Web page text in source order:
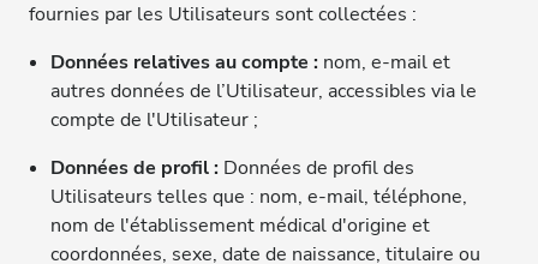
fournies par les Utilisateurs sont collectées :
Données relatives au compte : nom, e-mail et
autres données de l’Utilisateur, accessibles via le
compte de l'Utilisateur ;
Données de profil : Données de profil des
Utilisateurs telles que : nom, e-mail, téléphone,
nom de l'établissement médical d'origine et
coordonnées, sexe, date de naissance, titulaire ou